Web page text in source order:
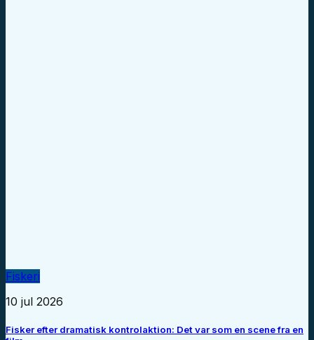
Fiskeri
10 jul 2026
Fisker efter dramatisk kontrolaktion: Det var som en scene fra en